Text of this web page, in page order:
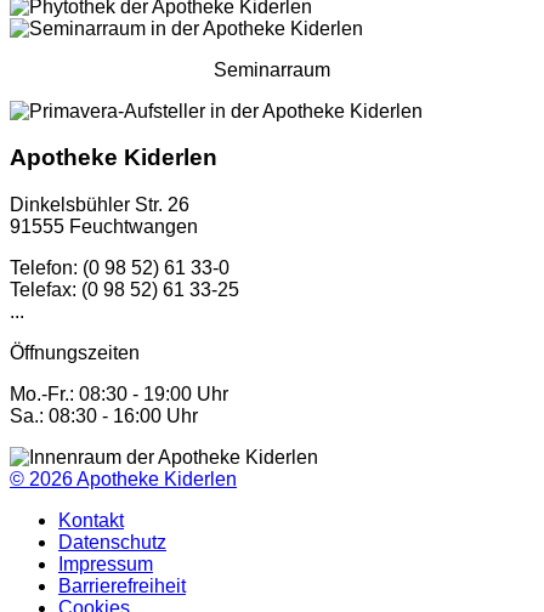
Seminarraum
Apotheke Kiderlen
Dinkelsbühler Str. 26
91555 Feuchtwangen
Telefon: (0 98 52) 61 33-0
Telefax: (0 98 52) 61 33-25
...
Öffnungszeiten
Mo.-Fr.: 08:30 - 19:00 Uhr
Sa.: 08:30 - 16:00 Uhr
© 2026Apotheke Kiderlen
Kontakt
Datenschutz
Impressum
Barrierefreiheit
Cookies